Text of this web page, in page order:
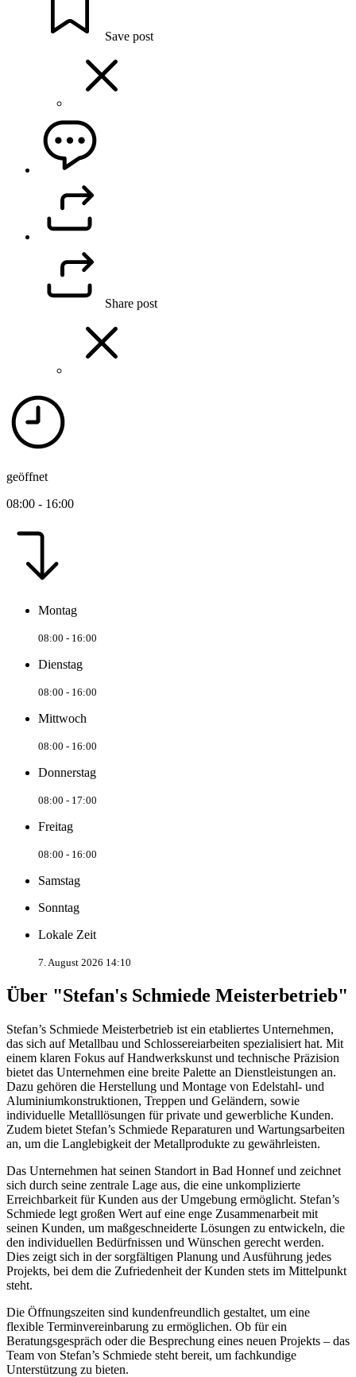
Save post
Share post
geöffnet
08:00 - 16:00
Montag
08:00 - 16:00
Dienstag
08:00 - 16:00
Mittwoch
08:00 - 16:00
Donnerstag
08:00 - 17:00
Freitag
08:00 - 16:00
Samstag
Sonntag
Lokale Zeit
7. August 2026 14:10
Über "Stefan's Schmiede Meisterbetrieb"
Stefan’s Schmiede Meisterbetrieb ist ein etabliertes Unternehmen,
das sich auf Metallbau und Schlossereiarbeiten spezialisiert hat. Mit
einem klaren Fokus auf Handwerkskunst und technische Präzision
bietet das Unternehmen eine breite Palette an Dienstleistungen an.
Dazu gehören die Herstellung und Montage von Edelstahl- und
Aluminiumkonstruktionen, Treppen und Geländern, sowie
individuelle Metalllösungen für private und gewerbliche Kunden.
Zudem bietet Stefan’s Schmiede Reparaturen und Wartungsarbeiten
an, um die Langlebigkeit der Metallprodukte zu gewährleisten.
Das Unternehmen hat seinen Standort in Bad Honnef und zeichnet
sich durch seine zentrale Lage aus, die eine unkomplizierte
Erreichbarkeit für Kunden aus der Umgebung ermöglicht. Stefan’s
Schmiede legt großen Wert auf eine enge Zusammenarbeit mit
seinen Kunden, um maßgeschneiderte Lösungen zu entwickeln, die
den individuellen Bedürfnissen und Wünschen gerecht werden.
Dies zeigt sich in der sorgfältigen Planung und Ausführung jedes
Projekts, bei dem die Zufriedenheit der Kunden stets im Mittelpunkt
steht.
Die Öffnungszeiten sind kundenfreundlich gestaltet, um eine
flexible Terminvereinbarung zu ermöglichen. Ob für ein
Beratungsgespräch oder die Besprechung eines neuen Projekts – das
Team von Stefan’s Schmiede steht bereit, um fachkundige
Unterstützung zu bieten.